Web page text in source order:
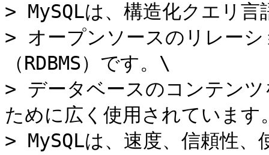
> MySQLは、構造化クエリ
> オープンソースのリレー
（RDBMS）です。\
> データベースのコンテン
ために広く使用されていま
> MySQLは、速度、信頼性